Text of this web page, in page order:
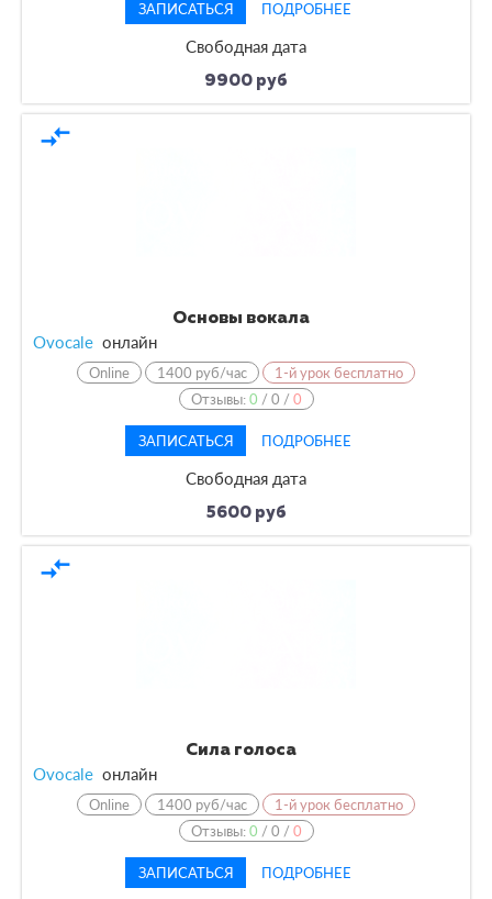
ЗАПИСАТЬСЯ ПОДРОБНЕЕ
Свободная дата
9900 руб
compare_arrows
Основы вокала
Ovocale онлайн
Online 1400 руб/час
1-й урок бесплатно
Отзывы:0 /0 /0
ЗАПИСАТЬСЯ ПОДРОБНЕЕ
Свободная дата
5600 руб
compare_arrows
Сила голоса
Ovocale онлайн
Online 1400 руб/час
1-й урок бесплатно
Отзывы:0 /0 /0
ЗАПИСАТЬСЯ ПОДРОБНЕЕ